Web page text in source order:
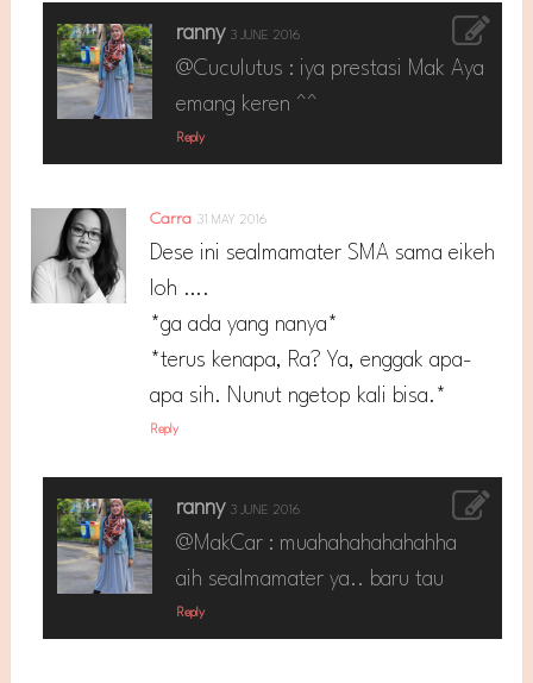
ranny 3 JUNE 2016
@Cuculutus : iya prestasi Mak Aya
emang keren ^^
Reply
Carra 31 MAY 2016
Dese ini sealmamater SMA sama eikeh
loh ….
*ga ada yang nanya*
*terus kenapa, Ra? Ya, enggak apa-
apa sih. Nunut ngetop kali bisa.*
Reply
ranny 3 JUNE 2016
@MakCar : muahahahahahahha
aih sealmamater ya.. baru tau
Reply